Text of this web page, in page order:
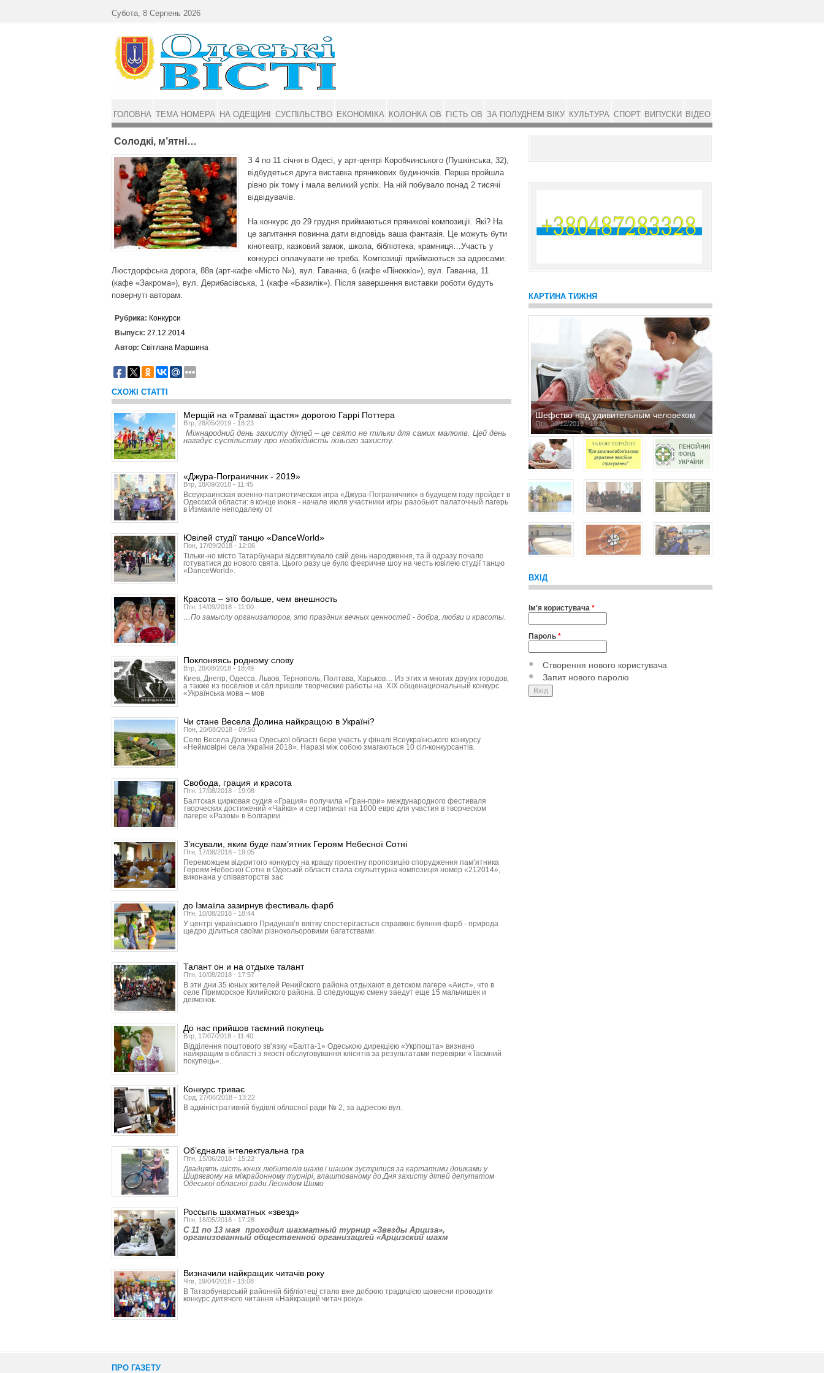
Солодкі, м’ятні…
З 4 по 11 січня в Одесі, у арт-центрі Коробчинського (Пушкінська, 32),
відбудеться друга виставка пряникових будиночків. Перша пройшла
рівно рік тому і мала великий успіх. На ній побувало понад 2 тисячі
відвідувачів.
На конкурс до 29 грудня приймаються пряникові композиції. Які? На
це запитання повинна дати відповідь ваша фантазія. Це можуть бути
кінотеатр, казковий замок, школа, бібліотека, крамниця…Участь у
конкурсі оплачувати не треба. Композиції приймаються за адресами:
Люстдорфська дорога, 88в (арт-кафе «Місто N»), вул. Гаванна, 6 (кафе «Піноккіо»), вул. Гаванна, 11
(кафе «Закрома»), вул. Дерибасівська, 1 (кафе «Базилік»). Після завершення виставки роботи будуть
повернуті авторам.
Рубрика: Конкурси
Выпуск: 27.12.2014
Автор: Світлана Маршина
СХОЖІ СТАТТІ
Мерщій на «Трамваї щастя» дорогою Гаррі Поттера
Втр, 28/05/2019 - 18:23
Міжнародний день захисту дітей – це свято не тільки для самих малюків. Цей день
нагадує суспільству про необхідність їхнього захисту.
«Джура-Пограничник - 2019»
Втр, 18/09/2018 - 11:45
Всеукраинская военно-патриотическая игра «Джура-Пограничник» в будущем году пройдет в
Одесской области: в конце июня - начале июля участники игры разобьют палаточный лагерь
в Измаиле неподалеку от
Ювілей студії танцю «DanceWorld»
Пон, 17/09/2018 - 12:06
Тільки-но місто Татарбунари відсвяткувало свій день народження, та й одразу почало
готуватися до нового свята. Цього разу це було феєричне шоу на честь ювілею студії танцю
«DanceWorld».
Красота – это больше, чем внешность
Птн, 14/09/2018 - 11:00
…По замыслу организаторов, это праздник вечных ценностей - добра, любви и красоты.
Поклоняясь родному слову
Втр, 28/08/2018 - 18:49
Киев, Днепр, Одесса, Львов, Тер­нополь, Полтава, Харьков… Из этих и многих других городов,
а также из посёлков и сёл пришли творческие работы на ХIХ общенациональный конкурс
«Українська мова – мов
Чи стане Весела Долина найкращою в Україні?
Пон, 20/08/2018 - 09:50
Село Весела Долина Одеської області бере участь у фіналі Всеукраїнського конкурсу
«Неймовірні села України 2018». Наразі між собою змагаються 10 сіл-конкурсантів.
Свобода, грация и красота
Птн, 17/08/2018 - 19:08
Балтская цирковая судия «Грация» получила «Гран-при» международного фестиваля
творческих достижений «Чайка» и сертификат на 1000 евро для участия в творческом
лагере «Разом» в Болгарии.
З’ясували, яким буде пам’ятник Героям Небесної Сотні
Птн, 17/08/2018 - 19:05
Переможцем відкритого конкурсу на кращу проектну пропозицію спорудження пам’ятника
Героям Небесної Сотні в Одеській області стала скульптурна композиція номер «212014»,
виконана у співавторстві зас
до Ізмаїла зазирнув фестиваль фарб
Птн, 10/08/2018 - 18:44
У центрі українського Придунав’я влітку спостерігається справжнє буяння фарб - природа
щедро ділиться своїми різнокольоровими багатствами.
Талант он и на отдыхе талант
Птн, 10/08/2018 - 17:57
В эти дни 35 юных жителей Ренийского района отдыхают в детском лагере «Аист», что в
селе Приморское Килийского района. В следующую смену заедут еще 15 мальчишек и
девчонок.
До нас прийшов таємний покупець
Втр, 17/07/2018 - 11:40
Відділення поштового зв’язку «Балта-1» Одеською дирекцією «Укрпошта» визнано
найкращим в області з якості обслуговування клієнтів за результатами перевірки «Таємний
покупець».
Конкурс триває
Срд, 27/06/2018 - 13:22
В адміністративній будівлі обласної ради № 2, за адресою вул.
Об’єднала інтелектуальна гра
Птн, 15/06/2018 - 15:22
Двадцять шість юних любителів шахів і шашок зустрілися за картатими дошками у
Ширяєвому на міжрайонному турнірі, влаштованому до Дня захисту дітей депутатом
Одеської обласної ради Леонідом Шимо
Россыпь шахматных «звезд»
Птн, 18/05/2018 - 17:28
C 11 по 13 мая проходил шахматный турнир «Звезды Арциза»,
организованный общественной организацией «Арцизский шахм
Визначили найкращих читачів року
Чтв, 19/04/2018 - 13:08
В Татарбунарській районній бібліотеці стало вже доброю традицією щовесни проводити
конкурс дитячого читання «Найкращий читач року».
КАРТИНА ТИЖНЯ
Шефство над удивительным человеком
Птн, 20/12/2019 - 16:29
ВХІД
Ім'я користувача *
Пароль *
Створення нового користувача
Запит нового паролю
Субота, 8 Серпень 2026
ГОЛОВНА ТЕМА НОМЕРА НА ОДЕЩИНІ СУСПІЛЬСТВО ЕКОНОМІКА КОЛОНКА ОВ ГІСТЬ ОВ ЗА ПОЛУДНЕМ ВІКУ КУЛЬТУРА СПОРТ ВИПУСКИ ВІДЕО
ПРО ГАЗЕТУ